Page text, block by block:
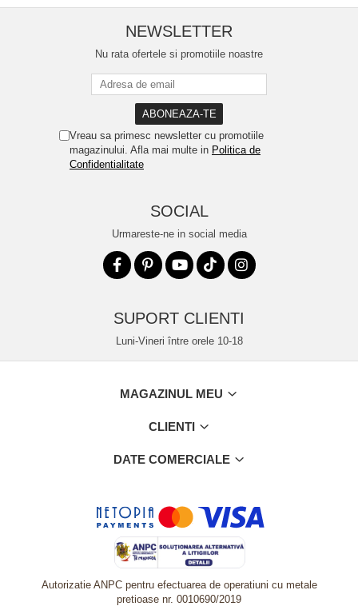
NEWSLETTER
Nu rata ofertele si promotiile noastre
Vreau sa primesc newsletter cu promotiile
magazinului. Afla mai multe in Politica de
Confidentialitate
SOCIAL
Urmareste-ne in social media
SUPORT CLIENTI
Luni-Vineri între orele 10-18
MAGAZINUL MEU
CLIENTI
DATE COMERCIALE
Autorizatie ANPC pentru efectuarea de operatiuni cu metale
pretioase nr. 0010690/2019